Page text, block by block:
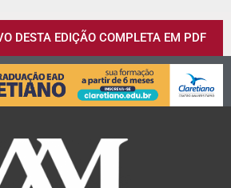
DESTA EDIÇÃO COMPLETA EM PDF